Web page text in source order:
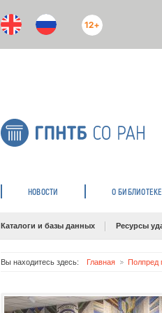
12+
НОВОСТИ О БИБЛИОТЕКЕ
Каталоги и базы данных Ресурсы
Вы находитесь здесь: Главная Полпред